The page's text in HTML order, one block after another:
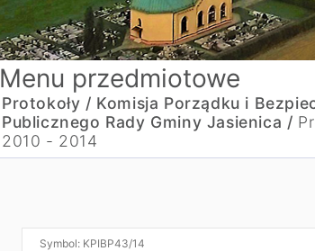
Menu przedmiotowe
Protokoły / Komisja Porządku i
Publicznego Rady Gminy Jasienica /
2010 - 2014
Symbol: KPIBP43/14